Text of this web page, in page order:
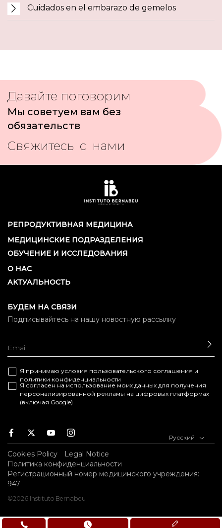
Cuidados en el embarazo de gemelos
Давайте поговорим
Мы советуем вам без
обязательств
Свяжитесь с нами
РЕПРОДУКТИВНАЯ МЕДИЦИНА
МЕДИЦИНСКИЕ ПОДРАЗДЕЛЕНИЯ
ОБУЧЕНИЕ И ИССЛЕДОВАНИЯ
О НАС
АКТУАЛЬНОСТЬ
БУДЕМ НА СВЯЗИ
Подписывайтесь на нашу новостную рассылку
Я принимаю условия пользовательского соглашения и
политики конфиденциальности
Я согласен на использование моих данных для получения
персонализированной рекламы на цифровых платформах
(включая Google)
Facebook
TwitterYoutubeInstagram Русский
Cookies Policy
Legal Notice
Политика конфиденциальности
Регистрационный номер медицинского учреждения:
947
©2026 Instituto Bernabeu